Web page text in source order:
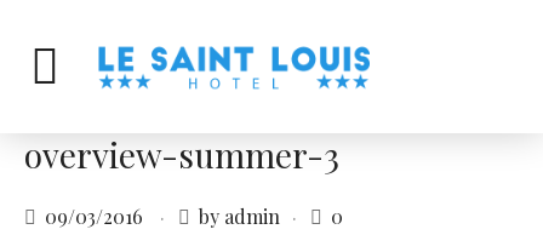
overview-summer-3
09/03/2016 by admin 0